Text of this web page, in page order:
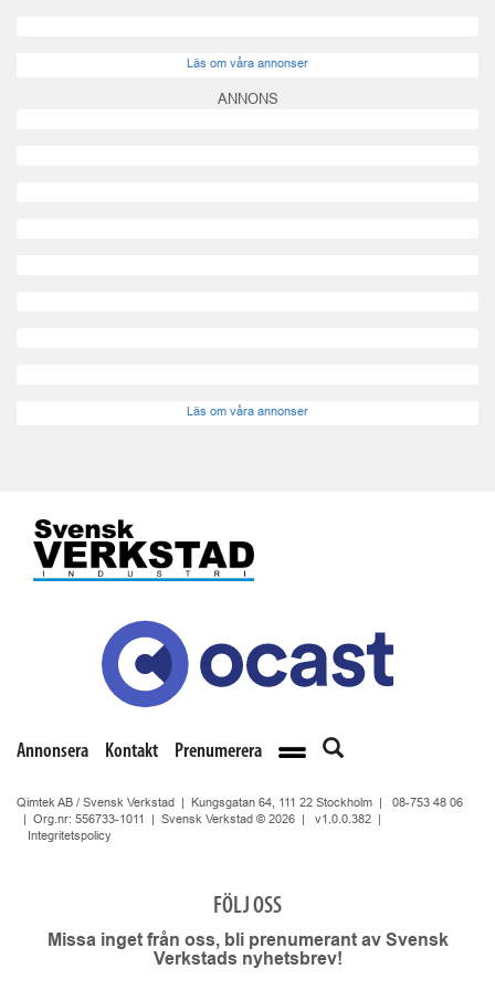
Läs om våra annonser
ANNONS
Läs om våra annonser
Annonsera Kontakt Prenumerera
Qimtek AB / Svensk Verkstad | Kungsgatan 64, 111 22 Stockholm | 08-753 48 06
| Org.nr: 556733-1011 | Svensk Verkstad © 2026 | v1.0.0.382
Integritetspolicy
FÖLJ OSS
Missa inget från oss, bli prenumerant av Svensk
Verkstads nyhetsbrev!